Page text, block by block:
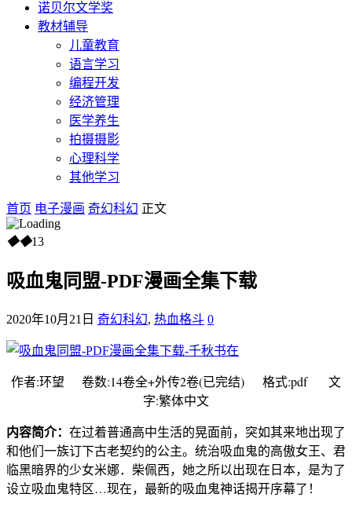
诺贝尔文学奖
教材辅导
儿童教育
语言学习
编程开发
经济管理
医学养生
拍摄摄影
心理科学
其他学习
首页 电子漫画 奇幻科幻 正文
◆◆13
吸血鬼同盟-PDF漫画全集下载
2020年10月21日 奇幻科幻, 热血格斗 0
作者:环望 卷数:14卷全+外传2卷(已完结) 格式:pdf 文
字:繁体中文
内容简介： 在过着普通高中生活的晃面前，突如其来地出现了
和他们一族订下古老契约的公主。统治吸血鬼的高傲女王、君
临黑暗界的少女米娜．柴佩西，她之所以出现在日本，是为了
设立吸血鬼特区…现在，最新的吸血鬼神话揭开序幕了！